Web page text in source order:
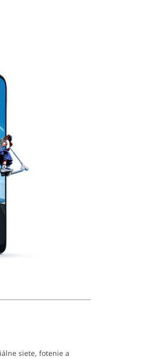
siete, fotenie a